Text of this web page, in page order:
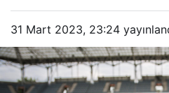
31 Mart 2023, 23:24